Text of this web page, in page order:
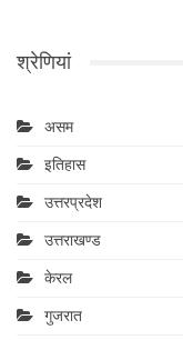
श्रेणियां
असम
इतिहास
उत्तरप्रदेश
उत्तराखण्ड
केरल
गुजरात